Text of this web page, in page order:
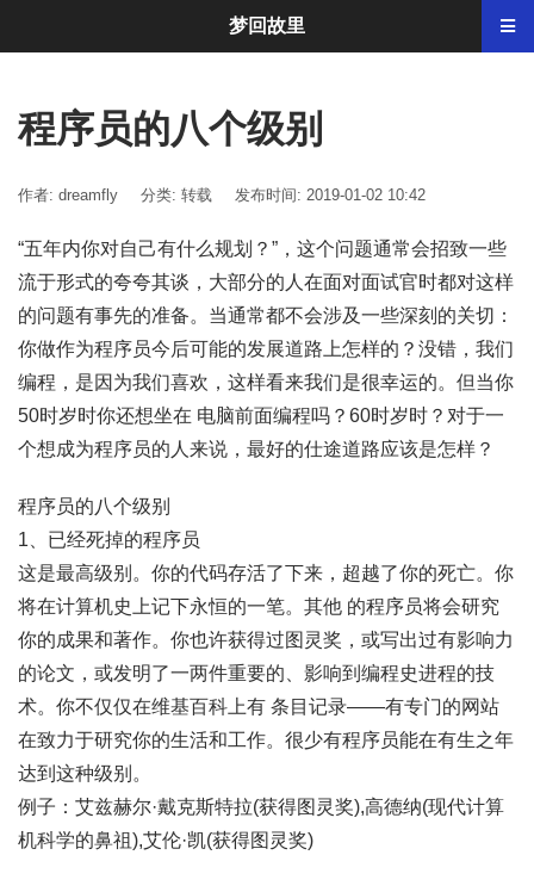
程序员的八个级别
作者: dreamfly 分类: 转载 发布时间: 2019-01-02 10:42
“五年内你对自己有什么规划？”，这个问题通常会招致一些
流于形式的夸夸其谈，大部分的人在面对面试官时都对这样
的问题有事先的准备。当通常都不会涉及一些深刻的关切：
你做作为程序员今后可能的发展道路上怎样的？没错，我们
编程，是因为我们喜欢，这样看来我们是很幸运的。但当你
50时岁时你还想坐在 电脑前面编程吗？60时岁时？对于一
个想成为程序员的人来说，最好的仕途道路应该是怎样？
程序员的八个级别
1、已经死掉的程序员
这是最高级别。你的代码存活了下来，超越了你的死亡。你
将在计算机史上记下永恒的一笔。其他 的程序员将会研究
你的成果和著作。你也许获得过图灵奖，或写出过有影响力
的论文，或发明了一两件重要的、影响到编程史进程的技
术。你不仅仅在维基百科上有 条目记录——有专门的网站
在致力于研究你的生活和工作。很少有程序员能在有生之年
达到这种级别。
例子：艾兹赫尔·戴克斯特拉(获得图灵奖),高德纳(现代计算
机科学的鼻祖),艾伦·凯(获得图灵奖)
梦回故里